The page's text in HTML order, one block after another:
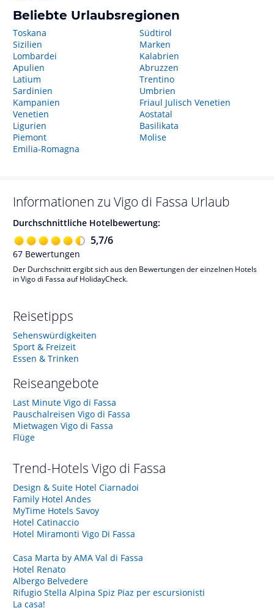
Beliebte Urlaubsregionen
Toskana
Sizilien
Lombardei
Apulien
Latium
Sardinien
Kampanien
Venetien
Ligurien
Piemont
Emilia-Romagna
Südtirol
Marken
Kalabrien
Abruzzen
Trentino
Umbrien
Friaul Julisch Venetien
Aostatal
Basilikata
Molise
Informationen zu Vigo di Fassa Urlaub
Durchschnittliche Hotelbewertung:
5,7/6
67 Bewertungen
Der Durchschnitt ergibt sich aus den Bewertungen der einzelnen Hotels
in Vigo di Fassa auf HolidayCheck.
Reisetipps
Sehenswürdigkeiten
Sport & Freizeit
Essen & Trinken
Reiseangebote
Last Minute Vigo di Fassa
Pauschalreisen Vigo di Fassa
Mietwagen Vigo di Fassa
Flüge
Trend-Hotels Vigo di Fassa
Design & Suite Hotel Ciarnadoi
Family Hotel Andes
MyTime Hotels Savoy
Hotel Catinaccio
Hotel Miramonti Vigo Di Fassa
Casa Marta by AMA Val di Fassa
Hotel Renato
Albergo Belvedere
Rifugio Stella Alpina Spiz Piaz per escursionisti
La casa!